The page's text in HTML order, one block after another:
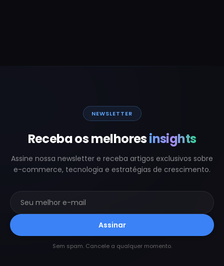
NEWSLETTER
Receba os melhoresinsights
Assine nossa newsletter e receba artigos exclusivos sobre
e-commerce, tecnologia e estratégias de crescimento.
Assinar
Sem spam. Cancele a qualquer momento.